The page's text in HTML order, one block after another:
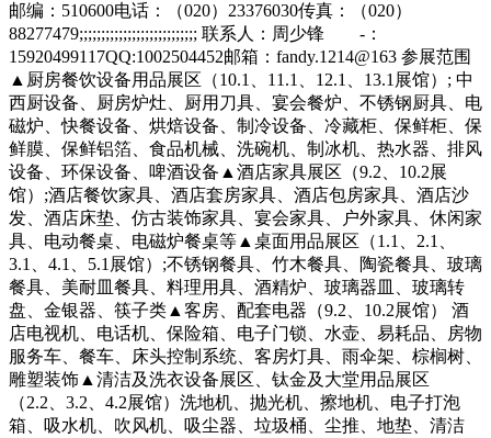
邮编：510600电话：（020）23376030传真：（020）
88277479;;;;;;;;;;;;;;;;;;;;;;;;;;; 联系人：周少锋 -：
15920499117QQ:1002504452邮箱：fandy.1214@163 参展范围
▲厨房餐饮设备用品展区（10.1、11.1、12.1、13.1展馆）; 中
西厨设备、厨房炉灶、厨用刀具、宴会餐炉、不锈钢厨具、电
磁炉、快餐设备、烘焙设备、制冷设备、冷藏柜、保鲜柜、保
鲜膜、保鲜铝箔、食品机械、洗碗机、制冰机、热水器、排风
设备、环保设备、啤酒设备▲酒店家具展区（9.2、10.2展
馆）;酒店餐饮家具、酒店套房家具、酒店包房家具、酒店沙
发、酒店床垫、仿古装饰家具、宴会家具、户外家具、休闲家
具、电动餐桌、电磁炉餐桌等▲桌面用品展区（1.1、2.1、
3.1、4.1、5.1展馆）;不锈钢餐具、竹木餐具、陶瓷餐具、玻璃
餐具、美耐皿餐具、料理用具、酒精炉、玻璃器皿、玻璃转
盘、金银器、筷子类▲客房、配套电器（9.2、10.2展馆） 酒
店电视机、电话机、保险箱、电子门锁、水壶、易耗品、房物
服务车、餐车、床头控制系统、客房灯具、雨伞架、棕榈树、
雕塑装饰▲清洁及洗衣设备展区、钛金及大堂用品展区
（2.2、3.2、4.2展馆）洗地机、抛光机、擦地机、电子打泡
箱、吸水机、吹风机、吸尘器、垃圾桶、尘推、地垫、清洁